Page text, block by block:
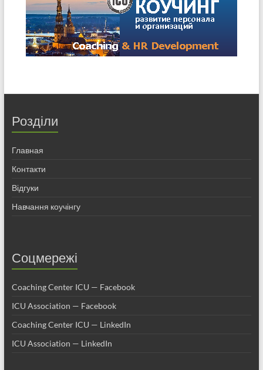
Розділи
Главная
Контакти
Відгуки
Навчання коучінгу
Соцмережі
Coaching Center ICU — Facebook
ICU Association — Facebook
Coaching Center ICU — LinkedIn
ICU Association — LinkedIn